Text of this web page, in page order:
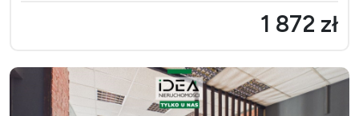
1 872 zł